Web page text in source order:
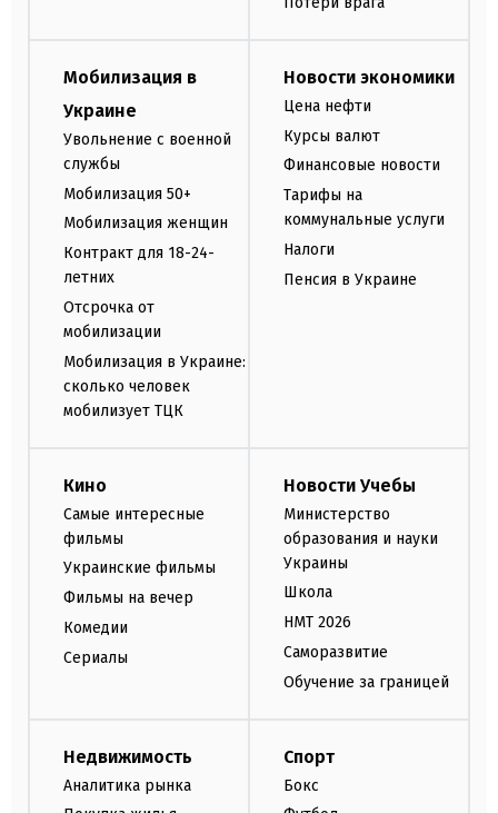
Мобилизация в
Украине
Увольнение с военной
службы
Мобилизация 50+
Мобилизация женщин
Контракт для 18-24-
летних
Отсрочка от
мобилизации
Мобилизация в Украине:
сколько человек
мобилизует ТЦК
Новости экономики
Цена нефти
Курсы валют
Финансовые новости
Тарифы на
коммунальные услуги
Налоги
Пенсия в Украине
Кино
Самые интересные
фильмы
Украинские фильмы
Фильмы на вечер
Комедии
Сериалы
Новости Учебы
Министерство
образования и науки
Украины
Школа
НМТ 2026
Саморазвитие
Обучение за границей
Недвижимость
Аналитика рынка
Спорт
Бокс